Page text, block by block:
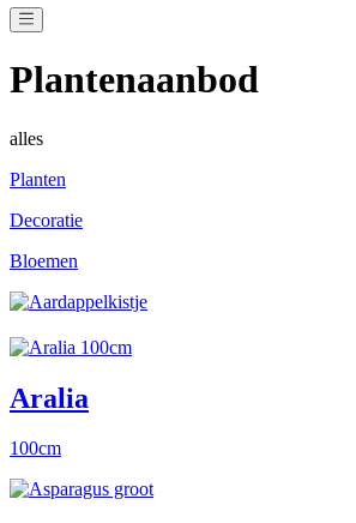
Plantenaanbod
alles
Planten
Decoratie
Bloemen
Aralia
100cm